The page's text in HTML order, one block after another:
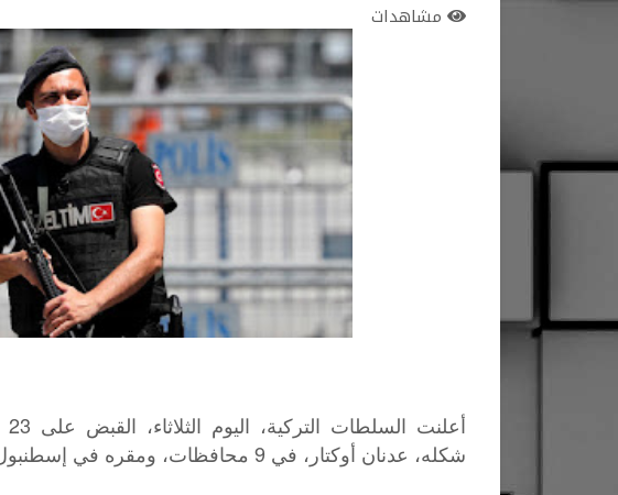
مشاهدات
شكله، عدنان أوكتار، في 9 محافظات، ومقره في إسطنبول.